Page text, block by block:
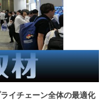
イチェーン全体の最適化